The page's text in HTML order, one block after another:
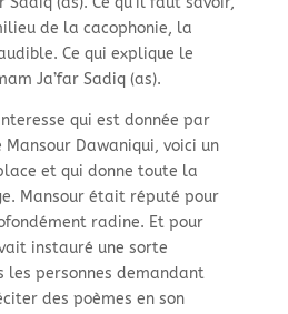
de la cacophonie, la
Ce qui explique le
Ja’far Sadiq (as).
qui est donnée par
Dawaniqui, voici un
et qui donne toute la
Mansour était réputé pour
radine. Et pour
instauré une sorte
les personnes demandant
des poèmes en son